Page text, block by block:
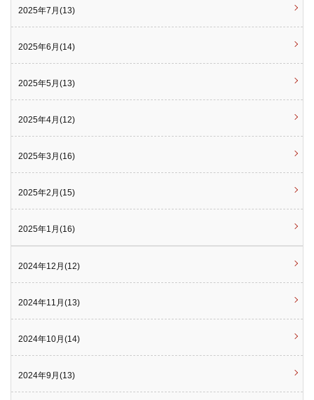
2025年7月(13)
2025年6月(14)
2025年5月(13)
2025年4月(12)
2025年3月(16)
2025年2月(15)
2025年1月(16)
2024年12月(12)
2024年11月(13)
2024年10月(14)
2024年9月(13)